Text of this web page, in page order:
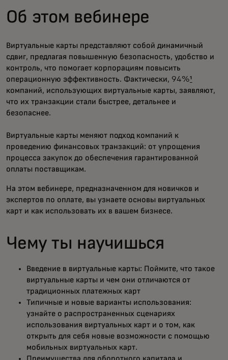
Об этом вебинере
Виртуальные карты представляют собой динамичный
сдвиг, предлагая повышенную безопасность, удобство и
контроль, что помогает корпорациям повысить
операционную эффективность. Фактически, 94%¹
компаний, использующих виртуальные карты, заявляют,
что их транзакции стали быстрее, детальнее и
безопаснее.
Виртуальные карты меняют подход компаний к
проведению финансовых транзакций: от упрощения
процесса закупок до обеспечения гарантированной
оплаты поставщикам.
На этом вебинере, предназначенном для новичков и
экспертов по оплате, вы узнаете основы виртуальных
карт и как использовать их в вашем бизнесе.
Чему ты научишься
Введение в виртуальные карты: Поймите, что такое
виртуальные карты и чем они отличаются от
традиционных платежных карт
Типичные и новые варианты использования:
узнайте о распространенных сценариях
использования виртуальных карт и о том, как
открыть для себя новые возможности с помощью
мобильных виртуальных карт.